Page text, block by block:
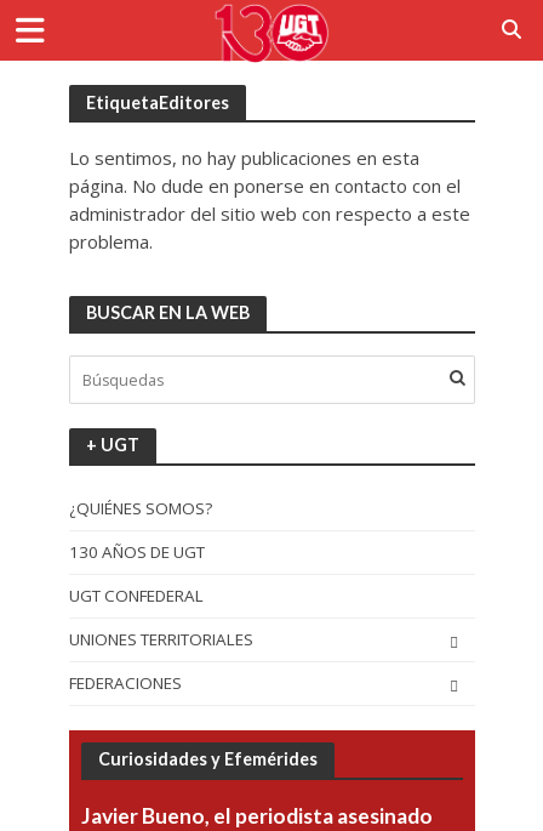
EtiquetaEditores
Lo sentimos, no hay publicaciones en esta
página. No dude en ponerse en contacto con el
administrador del sitio web con respecto a este
problema.
BUSCAR EN LA WEB
+ UGT
¿QUIÉNES SOMOS?
130 AÑOS DE UGT
UGT CONFEDERAL
UNIONES TERRITORIALES
FEDERACIONES
Curiosidades y Efemérides
Javier Bueno, el periodista asesinado